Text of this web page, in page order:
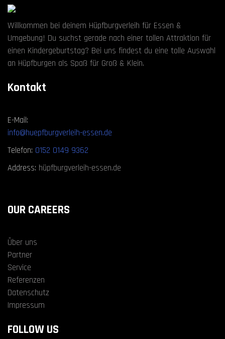
Willkommen bei deinem Hüpfburgverleih für Essen &
Umgebung! Du suchst gerade nach einer tollen Attraktion für
einen Kindergeburtstag? Bei uns findest du eine tolle Auswahl
an Hüpfburgen als Spaß für Groß & Klein.
Kontakt
E-Mail:
info@huepfburgverleih-essen.de
Telefon: 0152 0149 9362
Address: hüpfburgverleih-essen.de
OUR CAREERS
Über uns
Partner
Service
Referenzen
Datenschutz
Impressum
FOLLOW US